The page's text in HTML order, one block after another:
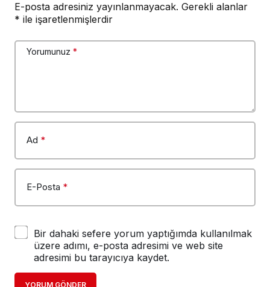
E-posta adresiniz yayınlanmayacak. Gerekli alanlar
* ile işaretlenmişlerdir
Yorumunuz *
Ad *
E-Posta *
Bir dahaki sefere yorum yaptığımda kullanılmak
üzere adımı, e-posta adresimi ve web site
adresimi bu tarayıcıya kaydet.
YORUM GÖNDER